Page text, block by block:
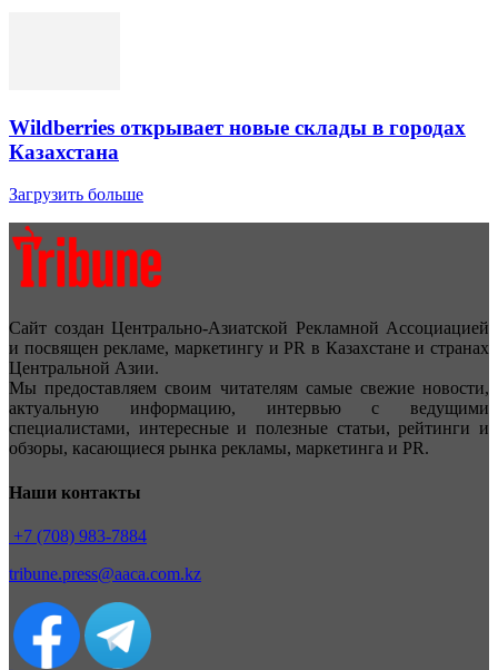
Wildberries открывает новые склады в городах
Казахстана
Загрузить больше
Сайт создан Центрально-Азиатской Рекламной Ассоциацией
и посвящен рекламе, маркетингу и PR в Казахстане и странах
Центральной Азии.
Мы предоставляем своим читателям самые свежие новости,
актуальную информацию, интервью с ведущими
специалистами, интересные и полезные статьи, рейтинги и
обзоры, касающиеся рынка рекламы, маркетинга и PR.
Наши контакты
+7 (708) 983-7884
tribune.press@aaca.com.kz